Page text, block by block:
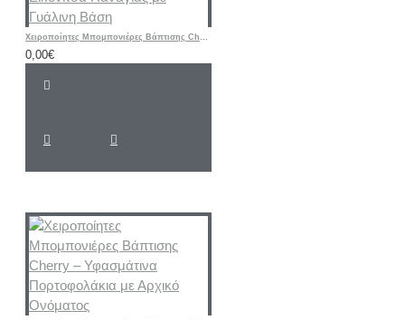
Χειροποίητες Μπομπονιέρες Βάπτισης Cherry – Μεταλλική Εικονίτσα Παναγίας με Γυάλινη Βάση
0,00€